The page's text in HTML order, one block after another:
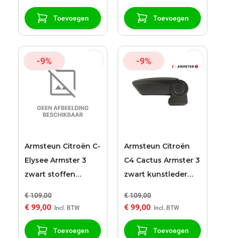
Toevoegen Toevoegen
-9%
Armsteun Citroën C-
Elysee Armster 3
zwart stoffen
€ 109,00
€ 99,00
Toevoegen
-9%
Armsteun Citroën
C4 Cactus Armster 3
zwart kunstleder
€ 109,00
€ 99,00
Toevoegen